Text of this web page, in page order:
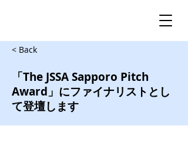
< Back
「The JSSA Sapporo Pitch
Award」にファイナリストとし
て登壇します